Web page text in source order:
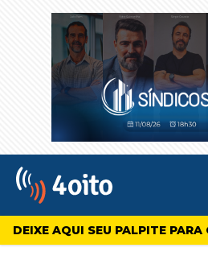
4oito
DEIXE AQUI SEU PALPITE